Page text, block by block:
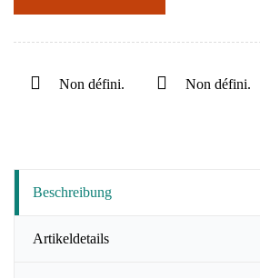
Non défini. Non défini.
Beschreibung
Artikeldetails